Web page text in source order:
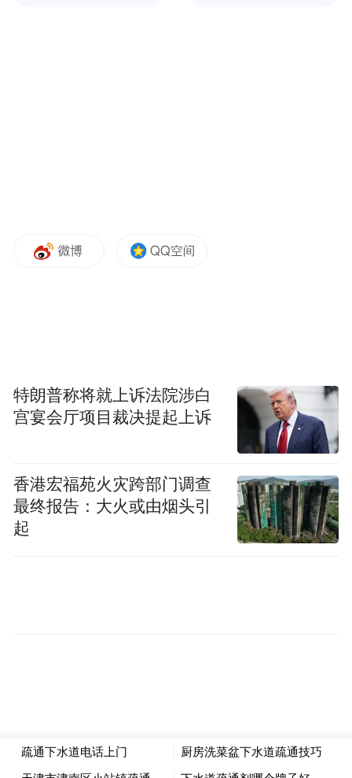
特朗普称将就上诉法院涉白
宫宴会厅项目裁决提起上诉
香港宏福苑火灾跨部门调查
最终报告：大火或由烟头引
起